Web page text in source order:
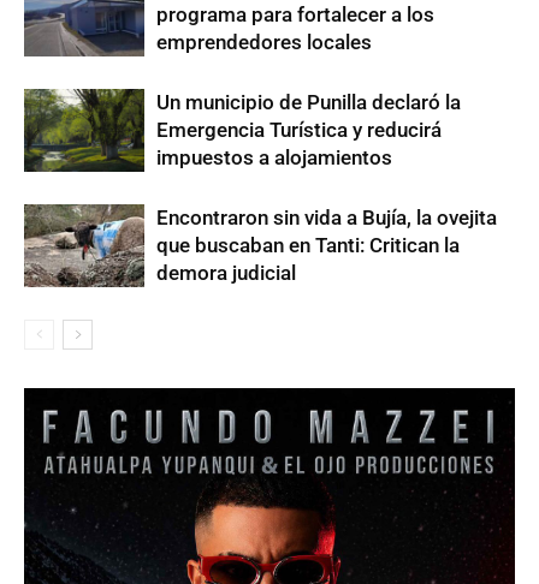
programa para fortalecer a los
emprendedores locales
Un municipio de Punilla declaró la
Emergencia Turística y reducirá
impuestos a alojamientos
Encontraron sin vida a Bujía, la ovejita
que buscaban en Tanti: Critican la
demora judicial